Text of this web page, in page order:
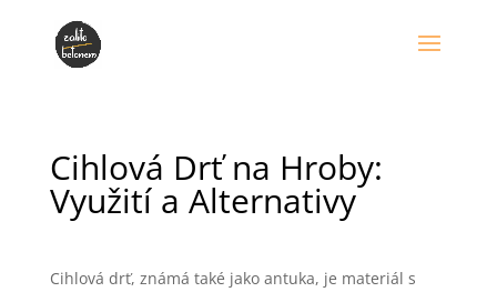
Cihlová Drť na Hroby:
Využití a Alternativy
Cihlová drť, známá také jako antuka, je materiál s